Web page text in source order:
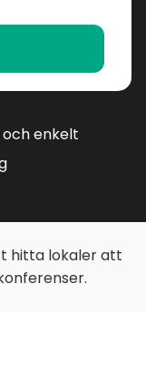
enkelt
hitta lokaler att